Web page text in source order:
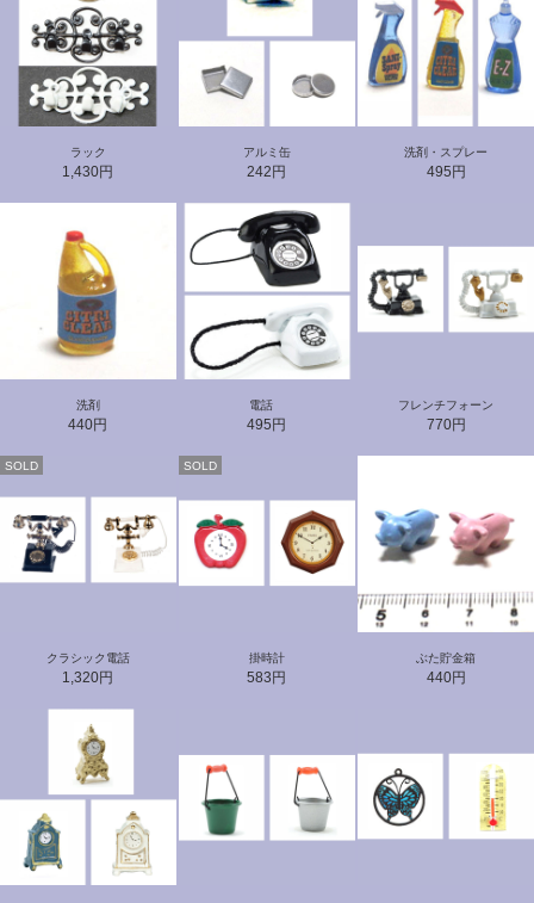
ラック
1,430円
アルミ缶
242円
洗剤・スプレー
495円
洗剤
440円
電話
495円
フレンチフォーン
770円
SOLD
クラシック電話
1,320円
SOLD
掛時計
583円
ぶた貯金箱
440円